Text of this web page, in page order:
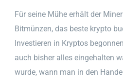
Für seine Mühe erhält der
Bitmünzen, das beste krypto
Investieren in Kryptos
auch bisher alles eingehalten
wurde, wann man in den